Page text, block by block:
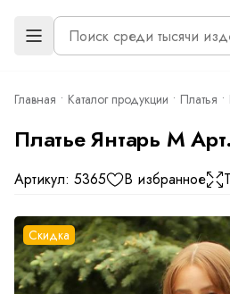
Главная Каталог продукции Платья
Платье Янтарь М
Артикул: 5365 В избранное
Скидка